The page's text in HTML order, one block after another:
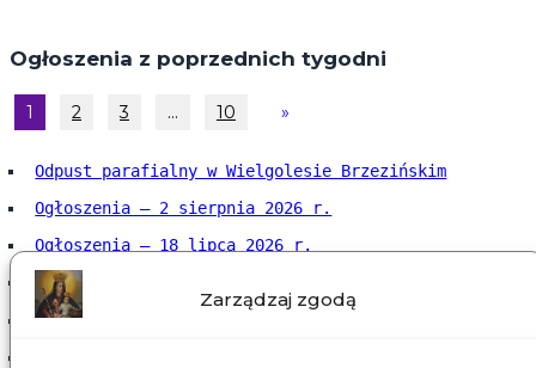
Zarządzaj zgodą
Ogłoszenia z poprzednich tygodni
1 2 3 … 10 »
Odpust parafialny w Wielgolesie Brzezińskim
Ogłoszenia – 2 sierpnia 2026 r.
Ogłoszenia – 18 lipca 2026 r.
Ogłoszenia – 12 lipca 2026 r.
Ogłoszenia – 5 lipca 2026 r.